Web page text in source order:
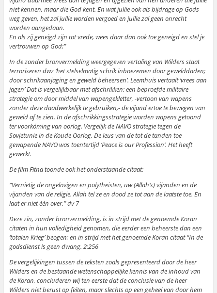
niet kennen, maar die God kent. En wat jullie ook als bijdrage op Gods
weg geven, het zal jullie worden vergoed en jullie zal geen onrecht
worden aangedaan.
En als zij geneigd zijn tot vrede, wees daar dan ook toe geneigd en stel je
vertrouwen op God;”
In de zonder bronvermelding weergegeven vertaling van Wilders staat
terroriseren dwz ‘het stelselmatig schrik inboezemen door gewelddaden;
door schrikaanjaging en geweld beheersen’. Leemhuis vertaalt ‘vrees aan
jagen’ Dat is vergelijkbaar met afschrikken: een beproefde militaire
strategie om door middel van wapengekletter, -vertoon van wapens
zonder deze daadwerkelijk te gebruiken,- de vijand ertoe te bewegen van
geweld af te zien. In de afschrikkingsstrategie worden wapens getoond
ter voorkóming van oorlog. Vergelijk de NAVO strategie tegen de
Sovjetunie in de Koude Oorlog. De leus van de tot de tanden toe
gewapende NAVO was toentertijd ‘Peace is our Profession’. Het heeft
gewerkt.
De film Fitna toonde ook het onderstaande citaat:
“Vernietig de ongelovigen en polytheisten, uw (Allah’s) vijanden en de
vijanden van de religie. Allah tel ze en dood ze tot aan de laatste toe. En
laat er niet één over.” dv 7
Deze zin, zonder bronvermelding, is in strijd met de genoemde Koran
citaten in hun volledigheid genomen, die eerder een beheerste dan een
‘totalen Krieg’ beogen; en in strijd met het genoemde Koran citaat “In de
godsdienst is geen dwang. 2:256
De vergelijkingen tussen de teksten zoals gepresenteerd door de heer
Wilders en de bestaande wetenschappelijke kennis van de inhoud van
de Koran, concluderen wij ten eerste dat de conclusie van de heer
Wilders niet berust op feiten, maar slechts op een geheel van door hem